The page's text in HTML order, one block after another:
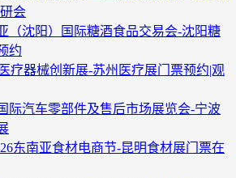
会
（沈阳）国际糖酒食品交易会-沈阳糖
约
疗器械创新展-苏州医疗展门票预约|观
际汽车零部件及售后市场展览会-宁波
东南亚食材电商节-昆明食材展门票在